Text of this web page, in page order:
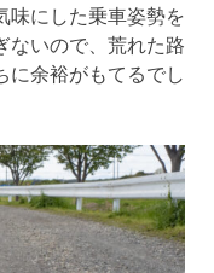
味にした乗車姿勢を
ないので、荒れた路
余裕がもてるでし